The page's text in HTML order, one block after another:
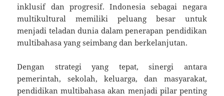
inklusif dan progresif. Indonesia sebagai negara
multikultural memiliki peluang besar untuk
menjadi teladan dunia dalam penerapan pendidikan
multibahasa yang seimbang dan berkelanjutan.
Dengan strategi yang tepat, sinergi antara
pemerintah, sekolah, keluarga, dan masyarakat,
pendidikan multibahasa akan menjadi pilar penting